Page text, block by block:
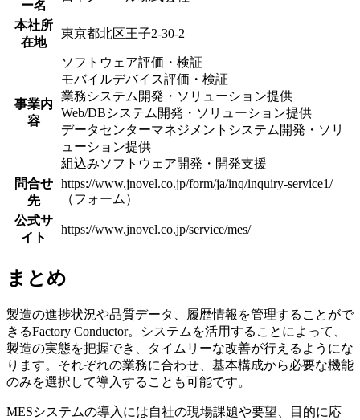
ー名
本社所
在地
東京都北区王子2-30-2
事業内
容
ソフトウェア評価・検証
モバイルデバイス評価・検証
業務システム開発・ソリューション提供
Web/DBシステム開発・ソリューション提供
データセンターマネジメントシステム開発・ソリ
ューション提供
組込みソフトウェア開発・開発支援
問合せ
先
https://www.jnovel.co.jp/form/ja/inq/inquiry-service1/
（フォーム）
公式サ
イト
https://www.jnovel.co.jp/service/mes/
まとめ
製造の進捗状況や品質データ、履歴情報を管理することがで
きるFactory Conductor。システムを活用することによって、
製造の実態を把握でき、タイムリーな改善が行えるようにな
ります。それぞれの業務に合わせ、基本構成から必要な機能
のみを選択して導入することも可能です。
MESシステムの導入には自社の現場課題や要望、目的に応